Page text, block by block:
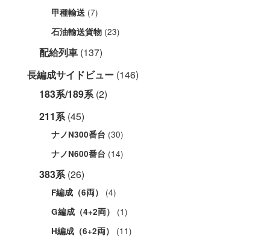
甲種輸送 (7)
石油輸送貨物 (23)
配給列車 (137)
長編成サイドビュー (146)
183系/189系(2)
211系(45)
ナノN300番台 (30)
ナノN600番台 (14)
383系(26)
F編成（6両） (4)
G編成（4+2両） (1)
H編成（6+2両） (11)